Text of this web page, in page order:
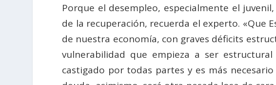
Porque el desempleo, especialmente el
de la recuperación, recuerda el experto. «Que
de nuestra economía, con graves déficits
vulnerabilidad que empieza a ser
castigado por todas partes y es más